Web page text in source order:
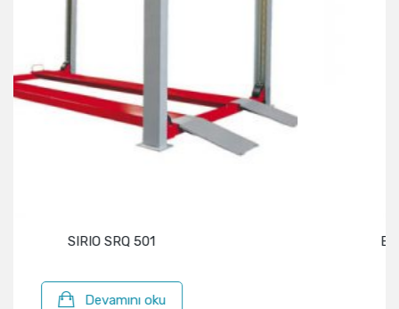
ECODORA OE 33024 Havalı Valvolin